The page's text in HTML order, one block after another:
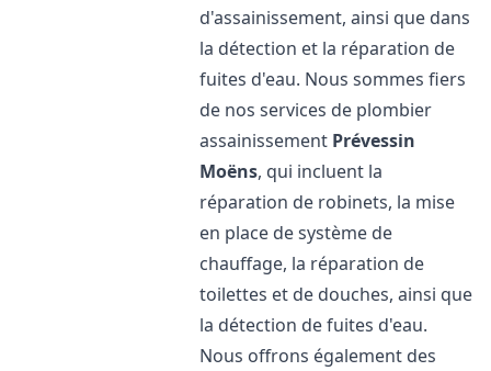
d'assainissement, ainsi que dans
la détection et la réparation de
fuites d'eau. Nous sommes fiers
de nos services de plombier
assainissement Prévessin
Moëns, qui incluent la
réparation de robinets, la mise
en place de système de
chauffage, la réparation de
toilettes et de douches, ainsi que
la détection de fuites d'eau.
Nous offrons également des